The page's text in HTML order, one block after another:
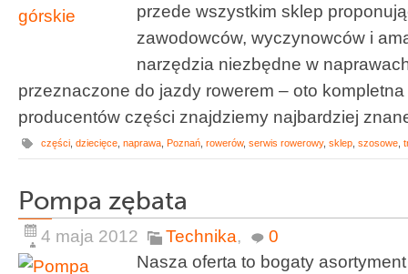
przede wszystkim sklep
zawodowców, wyczynowców i
narzędzia niezbędne w
przeznaczone do jazdy rowerem – oto
producentów części znajdziemy najbardziej
części dziecięce naprawa Poznań rowerów, serwis rowerowy, sklep szosowe
Pompa zębata
4 maja 2012 Technika,
0
Nasza oferta to bogaty